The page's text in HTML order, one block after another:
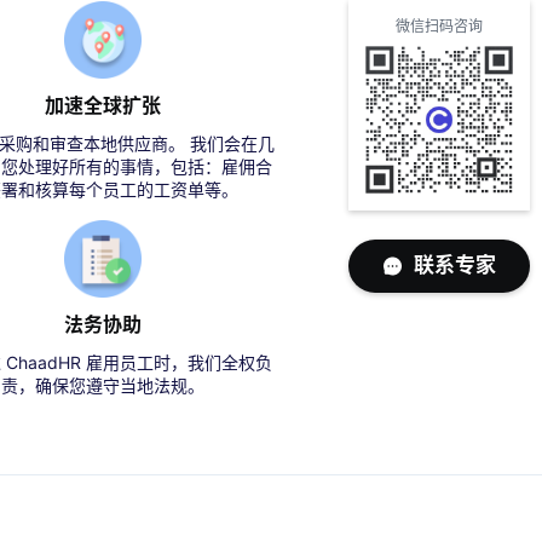
加速全球扩张
购和审查本地供应商。 我们会在几
处理好所有的事情，包括：雇佣合
和核算每个员工的工资单等。
法务协助
ChaadHR 雇用员工时，我们全权负
责，确保您遵守当地法规。
微信扫码咨询
联系专家